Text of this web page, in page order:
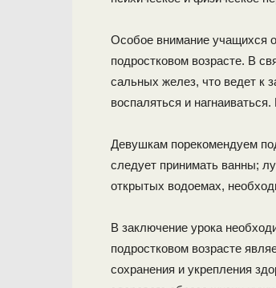
Особое внимание учащихся
подростковом возрасте. В
сальных желез, что ведет к
воспаляться и
Девушкам порекомендуем
следует принимать ванны;
открытых водоемах,
В заключение урока
подростковом возрасте
сохранения и укрепления